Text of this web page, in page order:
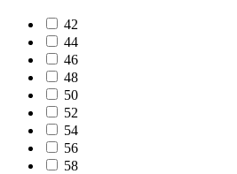
42
44
46
48
50
52
54
56
58